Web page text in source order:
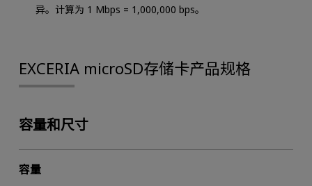
异。计算为 1 Mbps = 1,000,000 bps。
EXCERIA microSD存储卡产品规格
容量和尺寸
容量